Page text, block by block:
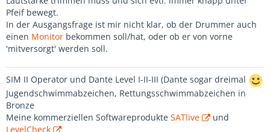
Pfeif bewegt.
In der Ausgangsfrage ist mir nicht klar, ob der Drummer auch
einen Monitor bekommen soll/hat, oder ob er von vorne
'mitversorgt' werden soll.
SIM II Operator und Dante Level I-II-III (Dante sogar dreimal
Jugendschwimmabzeichen, Rettungsschwimmabzeichen in
Bronze
Meine kommerziellen Softwareprodukte SATlive
und
LevelCheck